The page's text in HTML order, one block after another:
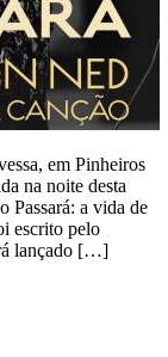
em Pinheiros
na noite desta
Passará: a vida de
escrito pelo
lançado […]